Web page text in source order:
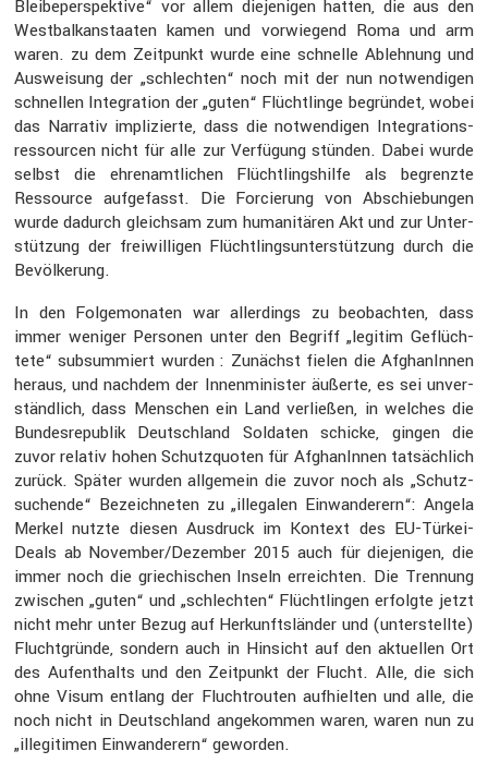
Bleibe­per­spek­tive“ vor allem dieje­nigen hatten, die aus den
Westbal­kan­staaten kamen und vorwie­gend Roma und arm
waren. zu dem Zeitpunkt wurde eine schnelle Ableh­nung und
Auswei­sung der „schlechten“ noch mit der nun notwen­digen
schnellen Integra­tion der „guten“ Flücht­linge begründet, wobei
das Narrativ impli­zierte, dass die notwen­digen Integra­ti­ons­
res­sourcen nicht für alle zur Verfü­gung stünden. Dabei wurde
selbst die ehren­amt­li­chen Flücht­lings­hilfe als begrenzte
Ressource aufge­fasst. Die Forcie­rung von Abschie­bungen
wurde dadurch gleichsam zum humani­tären Akt und zur Unter­
stüt­zung der freiwil­ligen Flücht­lings­un­ter­stüt­zung durch die
Bevöl­ke­rung.
In den Folge­mo­naten war aller­dings zu beobachten, dass
immer weniger Personen unter den Begriff „legitim Geflüch­
tete“ subsum­miert wurden : Zunächst fielen die Afgha­nInnen
heraus, und nachdem der Innen­mi­nister äußerte, es sei unver­
ständ­lich, dass Menschen ein Land verließen, in welches die
Bundes­re­pu­blik Deutsch­land Soldaten schicke, gingen die
zuvor relativ hohen Schutz­quoten für Afgha­nInnen tatsäch­lich
zurück. Später wurden allge­mein die zuvor noch als „Schutz­
su­chende“ Bezeich­neten zu „illegalen Einwan­de­rern“: Angela
Merkel nutzte diesen Ausdruck im Kontext des EU-Türkei-
Deals ab November/Dezember 2015 auch für dieje­nigen, die
immer noch die griechi­schen Inseln erreichten. Die Trennung
zwischen „guten“ und „schlechten“ Flücht­lingen erfolgte jetzt
nicht mehr unter Bezug auf Herkunfts­länder und (unter­stellte)
Flucht­gründe, sondern auch in Hinsicht auf den aktuellen Ort
des Aufent­halts und den Zeitpunkt der Flucht. Alle, die sich
ohne Visum entlang der Flucht­routen aufhielten und alle, die
noch nicht in Deutsch­land angekommen waren, waren nun zu
„illegi­timen Einwan­de­rern“ geworden.